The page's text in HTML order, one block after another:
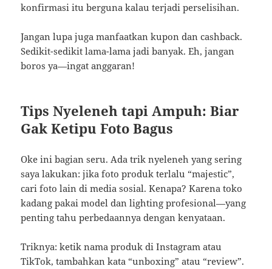
konfirmasi itu berguna kalau terjadi perselisihan.
Jangan lupa juga manfaatkan kupon dan cashback.
Sedikit-sedikit lama-lama jadi banyak. Eh, jangan
boros ya—ingat anggaran!
Tips Nyeleneh tapi Ampuh: Biar
Gak Ketipu Foto Bagus
Oke ini bagian seru. Ada trik nyeleneh yang sering
saya lakukan: jika foto produk terlalu “majestic”,
cari foto lain di media sosial. Kenapa? Karena toko
kadang pakai model dan lighting profesional—yang
penting tahu perbedaannya dengan kenyataan.
Triknya: ketik nama produk di Instagram atau
TikTok, tambahkan kata “unboxing” atau “review”.